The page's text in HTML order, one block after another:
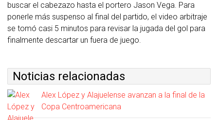
buscar el cabezazo hasta el portero Jason Vega. Para
ponerle más suspenso al final del partido, el video arbitraje
se tomó casi 5 minutos para revisar la jugada del gol para
finalmente descartar un fuera de juego.
Noticias relacionadas
Alex López y Alajuelense avanzan a la final de la
Copa Centroamericana